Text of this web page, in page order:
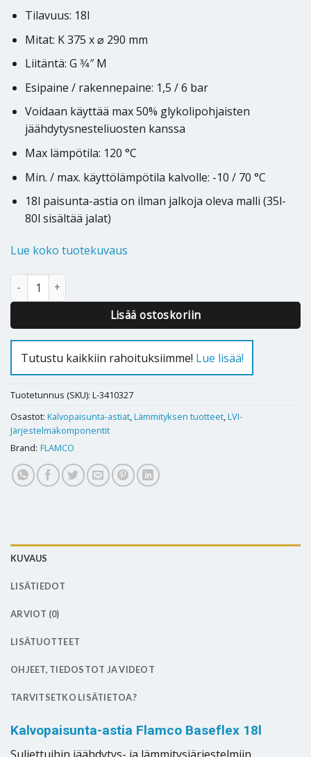
Tilavuus: 18l
Mitat: K 375 x ⌀ 290 mm
Liitäntä: G 3⁄4″ M
Esipaine / rakennepaine: 1,5 / 6 bar
Voidaan käyttää max 50% glykolipohjaisten
jäähdytysnesteliuosten kanssa
Max lämpötila: 120 °C
Min. / max. käyttölämpötila kalvolle: -10 / 70 °C
18l paisunta-astia on ilman jalkoja oleva malli (35l-
80l sisältää jalat)
Lue koko tuotekuvaus
KALVOPAISUNTA-ASTIA FLAMCO BASEFLEX 18 L määrä
Lisää ostoskoriin
Tutustu kaikkiin rahoituksiimme! Lue lisää!
Tuotetunnus (SKU): L-3410327
Osastot: Kalvopaisunta-astiat,Lämmityksen tuotteet,LVI-
Järjestelmäkomponentit
Brand: FLAMCO
KUVAUS
LISÄTIEDOT
ARVIOT (0)
LISÄTUOTTEET
OHJEET, TIEDOSTOT JA VIDEOT
TARVITSETKO LISÄTIETOA?
Kalvopaisunta-astia Flamco Baseflex 18l